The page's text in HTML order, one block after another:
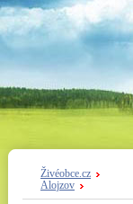
Živéobce.cz
Alojzov